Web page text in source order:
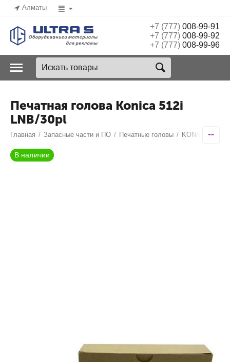
Алматы
+7 (777)008-99-91
+7 (777)008-99-92
+7 (777)008-99-96
Печатная голова Konica 512i
LNB/30pl
Главная / Запасные части и ПО / Печатные головы / KONICA
В наличии